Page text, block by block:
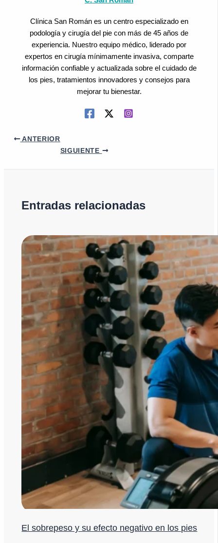
Clínica San Román es un centro especializado en
podología y cirugía del pie con más de 45 años de
experiencia. Nuestro equipo médico, liderado por
expertos en cirugía mínimamente invasiva, comparte
información confiable y actualizada sobre el cuidado de
los pies, tratamientos innovadores y consejos para
mejorar tu bienestar.
ANTERIOR
SIGUIENTE
Entradas relacionadas
El sobrepeso y su efecto negativo en los pies